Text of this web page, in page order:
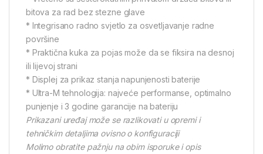
bitova za rad bez stezne glave
* Integrisano radno svjetlo za osvetljavanje radne
površine
* Praktična kuka za pojas može da se fiksira na desnoj
ili lijevoj strani
* Displej za prikaz stanja napunjenosti baterije
* Ultra-M tehnologija: najveće performanse, optimalno
punjenje i 3 godine garancije na bateriju
Prikazani uređaj može se razlikovati u opremi i
tehničkim detaljima ovisno o konfiguraciji
Molimo obratite pažnju na obim isporuke i opis